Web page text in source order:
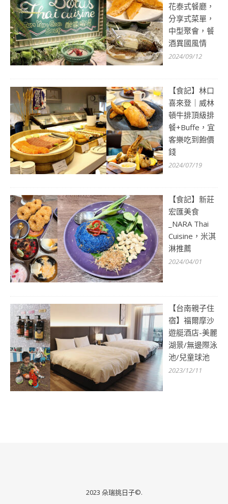
花泰式餐廳，
分享式菜單，
中型聚會，餐
酒異國風情
2024/09/12
【食記】林口
喜來登｜威林
頓牛排頂級排
餐+Buffe，宜
客樂吃到飽價
錢
2024/07/19
【食記】新莊
宏匯美食
_NARA Thai
Cuisine，米淇
淋推薦
2024/04/01
【台南親子住
宿】福爾摩沙
遊艇酒店-美麗
湖景/無邊際泳
池/兒童球池
2023/12/11
2023 朵瑞挑日子©.